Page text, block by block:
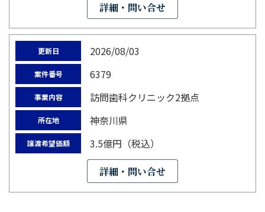
詳細・問い合せ
更新日 2026/08/03
案件番号 6379
事業内容 訪問歯科クリニック2拠点
所在地 神奈川県
譲渡希望価額 3.5億円（税込）
詳細・問い合せ